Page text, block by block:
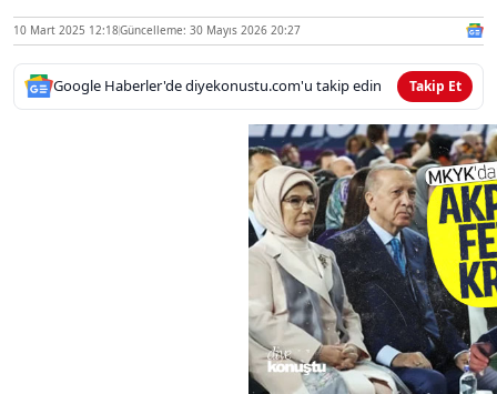
10 Mart 2025 12:18Güncelleme: 30 Mayıs 2026 20:27
Google Haberler'de diyekonustu.com'u takip edin Takip Et